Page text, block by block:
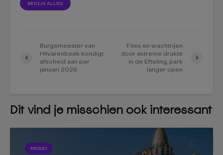
BEKIJK ALLES
Burgemeester van
Hilvarenbeek kondigt
afscheid aan per
januari 2026
Files en wachtrijen
door extreme drukte
in de Efteling, park
langer open
Dit vind je misschien ook interessant
REGIO